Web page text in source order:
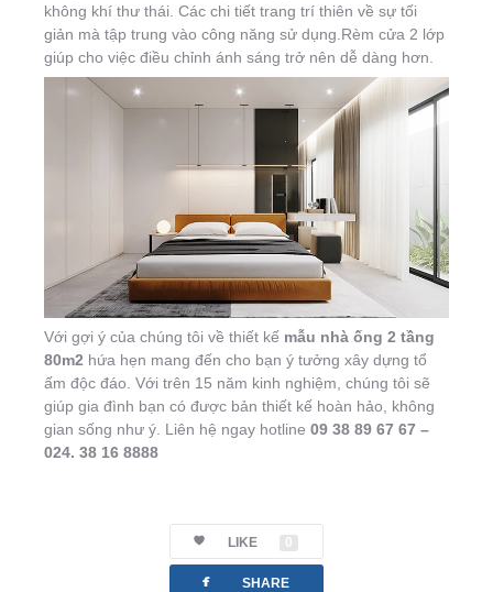
không khí thư thái. Các chi tiết trang trí thiên về sự tối
giản mà tập trung vào công năng sử dụng.Rèm cửa 2 lớp
giúp cho việc điều chỉnh ánh sáng trở nên dễ dàng hơn.
Với gợi ý của chúng tôi về thiết kế mẫu nhà ống 2 tầng
80m2 hứa hẹn mang đến cho bạn ý tưởng xây dựng tổ
ấm độc đáo. Với trên 15 năm kinh nghiệm, chúng tôi sẽ
giúp gia đình bạn có được bản thiết kế hoàn hảo, không
gian sống như ý. Liên hệ ngay hotline 09 38 89 67 67 –
024. 38 16 8888
LIKE 0
facebook SHARE